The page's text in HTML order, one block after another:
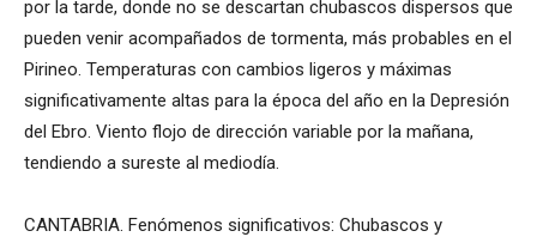
por la tarde, donde no se descartan chubascos dispersos que
pueden venir acompañados de tormenta, más probables en el
Pirineo. Temperaturas con cambios ligeros y máximas
significativamente altas para la época del año en la Depresión
del Ebro. Viento flojo de dirección variable por la mañana,
tendiendo a sureste al mediodía.
CANTABRIA. Fenómenos significativos: Chubascos y